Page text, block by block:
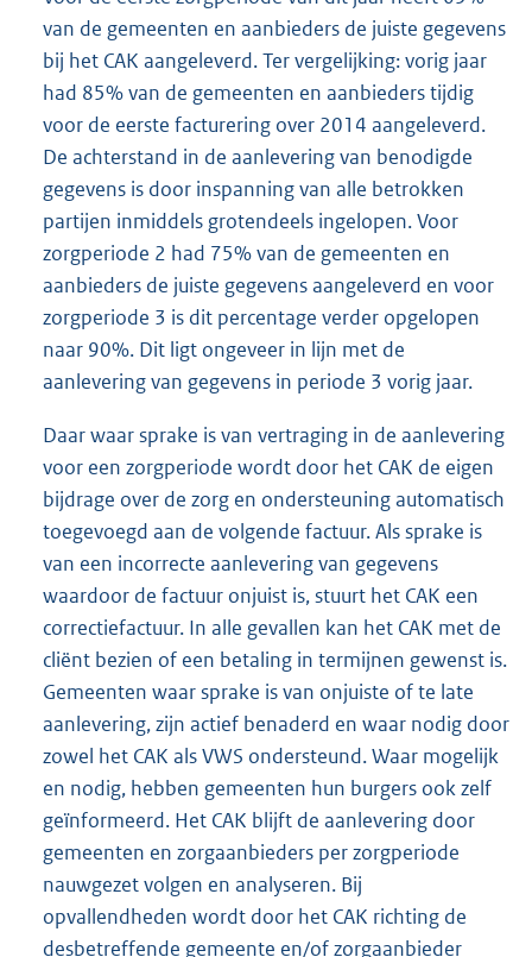
van de gemeenten en aanbieders de juiste gegevens
bij het CAK aangeleverd. Ter vergelijking: vorig jaar
had 85% van de gemeenten en aanbieders tijdig
voor de eerste facturering over 2014 aangeleverd.
De achterstand in de aanlevering van benodigde
gegevens is door inspanning van alle betrokken
partijen inmiddels grotendeels ingelopen. Voor
zorgperiode 2 had 75% van de gemeenten en
aanbieders de juiste gegevens aangeleverd en voor
zorgperiode 3 is dit percentage verder opgelopen
naar 90%. Dit ligt ongeveer in lijn met de
aanlevering van gegevens in periode 3 vorig jaar.
Daar waar sprake is van vertraging in de aanlevering
voor een zorgperiode wordt door het CAK de eigen
bijdrage over de zorg en ondersteuning automatisch
toegevoegd aan de volgende factuur. Als sprake is
van een incorrecte aanlevering van gegevens
waardoor de factuur onjuist is, stuurt het CAK een
correctiefactuur. In alle gevallen kan het CAK met de
cliënt bezien of een betaling in termijnen gewenst is.
Gemeenten waar sprake is van onjuiste of te late
aanlevering, zijn actief benaderd en waar nodig door
zowel het CAK als VWS ondersteund. Waar mogelijk
en nodig, hebben gemeenten hun burgers ook zelf
geïnformeerd. Het CAK blijft de aanlevering door
gemeenten en zorgaanbieders per zorgperiode
nauwgezet volgen en analyseren. Bij
opvallendheden wordt door het CAK richting de
desbetreffende gemeente en/of zorgaanbieder